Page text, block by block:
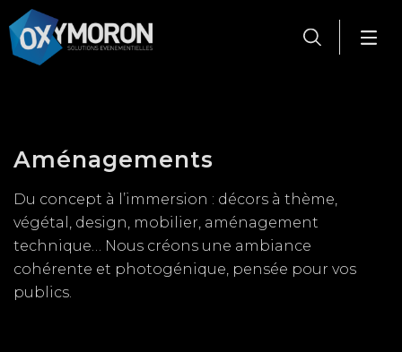
Aménagements
Du concept à l’immersion : décors à thème,
végétal, design, mobilier, aménagement
technique… Nous créons une ambiance
cohérente et photogénique, pensée pour vos
publics.
Panneau de gestion des cookies